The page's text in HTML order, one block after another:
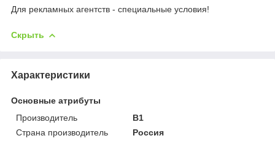
Для рекламных агентств - специальные условия!
Скрыть
Характеристики
Основные атрибуты
Производитель
B1
Страна производитель
Россия